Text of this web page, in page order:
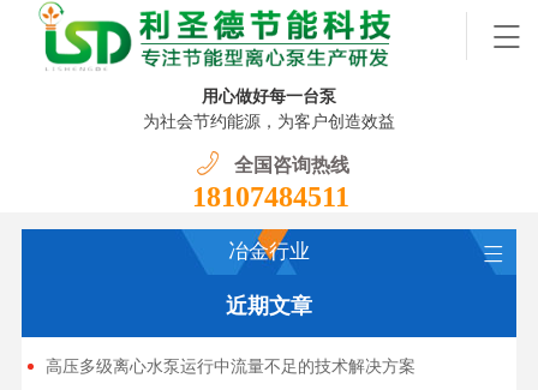
用心做好每一台泵
为社会节约能源，为客户创造效益
全国咨询热线
18107484511
冶金行业
近期文章
高压多级离心水泵运行中流量不足的技术解决方案